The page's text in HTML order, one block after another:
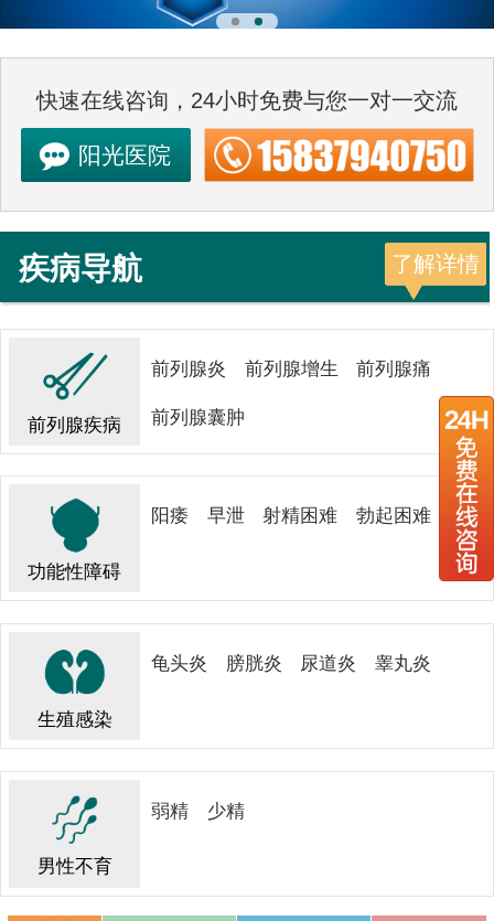
快速在线咨询，24小时免费与您一对一交流
阳光医院
了解详情
疾病导航
前列腺疾病
前列腺炎 前列腺增生 前列腺痛
前列腺囊肿
功能性障碍
阳痿 早泄 射精困难 勃起困难
生殖感染
龟头炎 膀胱炎 尿道炎 睾丸炎
男性不育
弱精 少精